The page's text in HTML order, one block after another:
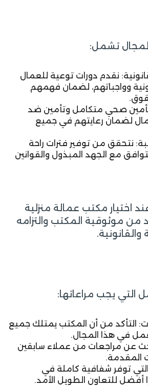
تشمل:
نقدم دورات توعية للعمال
وواجباتهم، لضمان فهمهم
صحي متكامل وتأمين ضد
لضمان رعايتهم في جميع
نتحقق من توفير فترات راحة
مع الجهد المبذول والقوانين
اختيار مكتب عمالة منزلية
من موثوقية المكتب والتزامه
والقانونية.
التي يجب مراعاتها:
التأكد من أن المكتب يمتلك جميع
في هذا المجال.
عن مراجعات من عملاء سابقين
المقدمة.
التي توفر شفافية كاملة في
أفضل للتعاون الطويل الأمد.